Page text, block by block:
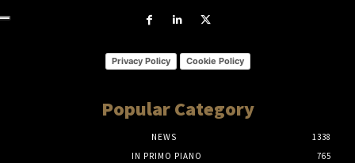
Privacy Policy Cookie Policy
Popular Category
NEWS
1338
IN PRIMO PIANO
765